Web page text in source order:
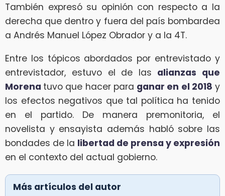
También expresó su opinión con respecto a la
derecha que dentro y fuera del país bombardea
a Andrés Manuel López Obrador y a la 4T.
Entre los tópicos abordados por entrevistado y
entrevistador, estuvo el de las alianzas que
Morena tuvo que hacer para ganar en el 2018 y
los efectos negativos que tal política ha tenido
en el partido. De manera premonitoria, el
novelista y ensayista además habló sobre las
bondades de la libertad de prensa y expresión
en el contexto del actual gobierno.
Más artículos del autor